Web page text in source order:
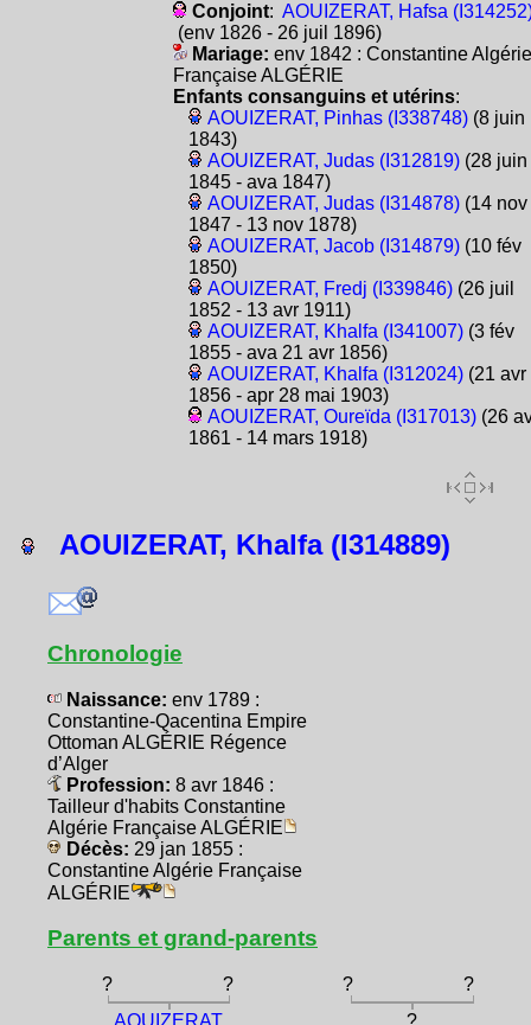
Conjoint: AOUIZERAT, Hafsa
(env 1826 - 26 juil 1896)
Mariage: env 1842 : Constantine Algérie
Française ALGÉRIE
Enfants consanguins et utérins:
AOUIZERAT, Pinhas (I338748)(8 juin
1843)
AOUIZERAT, Judas (I312819)(28 juin
1845 - ava 1847)
AOUIZERAT, Judas (I314878)(14 nov
1847 - 13 nov 1878)
AOUIZERAT, Jacob (I314879)(10 fév
1850)
AOUIZERAT, Fredj (I339846)(26 juil
1852 - 13 avr 1911)
AOUIZERAT, Khalfa (I341007)(3 fév
1855 - ava 21 avr 1856)
AOUIZERAT, Khalfa (I312024)(21 avr
1856 - apr 28 mai 1903)
AOUIZERAT, Oureïda (I317013)(26
1861 - 14 mars 1918)
AOUIZERAT, Khalfa (I314889)
Chronologie
Naissance: env 1789 :
Constantine-Qacentina Empire
Ottoman ALGÉRIE Régence
d’Alger
Profession: 8 avr 1846 :
Tailleur d'habits Constantine
Algérie Française ALGÉRIE
Décès: 29 jan 1855 :
Constantine Algérie Française
ALGÉRIE
Parents et grand-parents
? ? ?
?